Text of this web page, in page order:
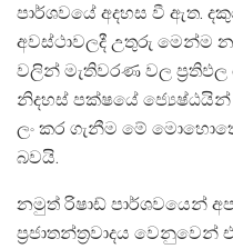
පාර්ශවයේ අදහස වී ඇත.
අවස්ථාවලදී උතුරු මෙන්ම
වලින් මැතිවරණ වල ප්‍රතිඵල
නිදහස් පක්ෂයේ
ලං කර ගැනීම මේ
බවයි.
නමුත් රිෂාඩ් පාර්ශවයෙන්
ප්‍රජාතන්ත්‍රවාදය